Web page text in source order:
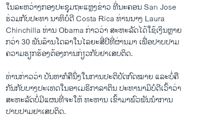
ພາສາຕ່າງໆ
​ໃນ​ລະຫວ່າງ​ກອງ​ປະຊຸມ​ຖະ​ແຫຼງຂ່າວ ທີ່​ນະຄອນ San Jose
ຮ່ວມກັບປະທາ ນາທິບໍດີ Costa Rica ທ່າ​ນນາງ Laura
Chinchilla ທ່ານ Obama ກ່າວ​ວ່າ ສະຫະລັດ​ໄດ້​ໃຊ້​ເງິນຫຼາຍ
ກວ່າ 30 ພັນ​ລ້ານ​ໂດ​ລາໃນ​ໄລຍະສີ່ປີ​ທີ່​ຜ່ານມາ ​ເພື່ອ​ປາບ​ປາມ
​ຄວາມ​ຮຽກຮ້ອງຕ້ອງການ​ກ່ຽວ​ກັບ​ຢາ​ເສບ​ຕິດ.
ທ່ານ​ກ່າວ​ວ່າ ບັນຫາ​ກໍ​ຄືນຶ່ງ​ໃນ​ການ​ປະຕິບັດກົດໝາຍ ​ແລະ​ບໍ່​ຄື​
ກັນກັບ​ບາງປະ​ເທດໃນອາ​ເມຣິກາ​ລາ​ຕິນ ປະທາ​ນາ​ມິ​ບໍດີ​ເວົ້າ​ວ່າ
ສະຫະລັດບໍ່​ມີ​ແຜນ​ທີ່​ຈະ​ໃຫ້ ທະຫານ ເຂົ້າ​ມາ​ພົວພັນ​ນໍາ​ການ
​ປາບ​ປາມຢາ​ເສບ​ຕິດ.